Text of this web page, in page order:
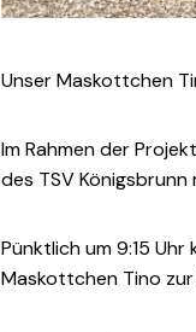
Unser Maskottchen
Im Rahmen der
des TSV
Pünktlich um 9:15
Maskottchen Tino